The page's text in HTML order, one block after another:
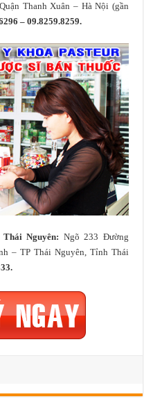
Thanh Xuân – Hà Nội (gần
– 09.8259.8259.
Nguyên: Ngõ 233 Đường
– TP Thái Nguyên, Tỉnh Thái